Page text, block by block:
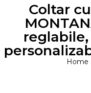
Coltar
Home